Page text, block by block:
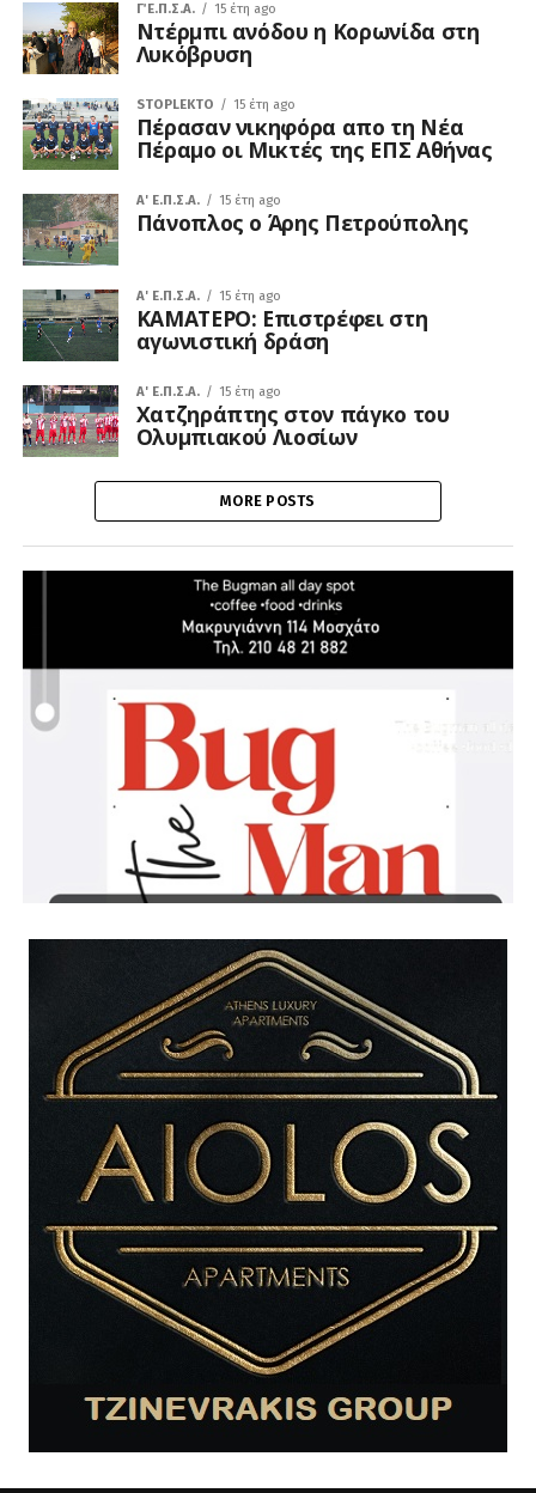
Γ΄ Ε.Π.Σ.Α. 15 έτη ago
Ντέρμπι ανόδου η Κορωνίδα στη
Λυκόβρυση
STOPLEKTO 15 έτη ago
Πέρασαν νικηφόρα απο τη Νέα
Πέραμο οι Μικτές της ΕΠΣ Αθήνας
A' Ε.Π.Σ.Α. 15 έτη ago
Πάνοπλος ο Άρης Πετρούπολης
A' Ε.Π.Σ.Α. 15 έτη ago
ΚΑΜΑΤΕΡΟ: Επιστρέφει στη
αγωνιστική δράση
A' Ε.Π.Σ.Α. 15 έτη ago
Χατζηράπτης στον πάγκο του
Ολυμπιακού Λιοσίων
MORE POSTS